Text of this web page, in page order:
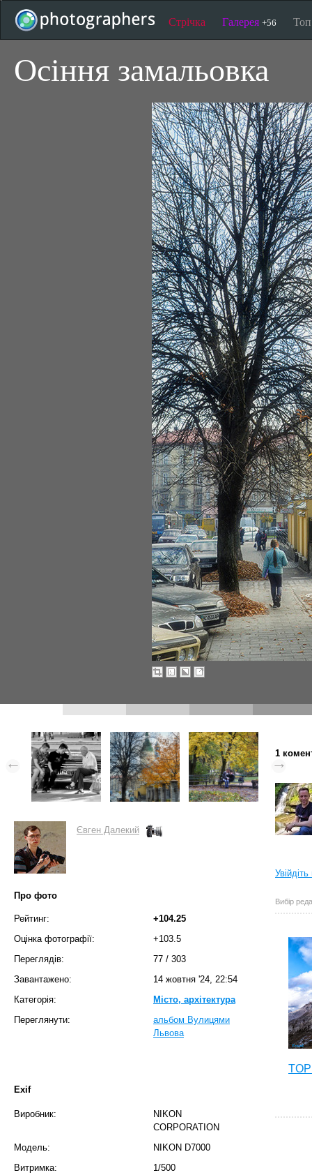
Стрічка Галерея +56
Осіння замальовка
Євген Далекий
Про фото
Рейтинг:
+104.25
Оцінка фотографії:
+103.5
Переглядів:
77 / 303
Завантажено:
14 жовтня '24, 22:54
Категорія:
Місто, архітектура
Переглянути:
альбом Вулицями
Львова
Exif
Виробник:
NIKON
CORPORATION
Модель:
NIKON D7000
Витримка:
1/500
1
Вибір